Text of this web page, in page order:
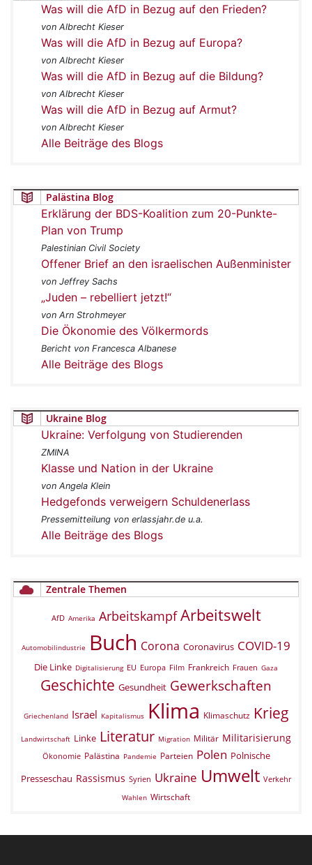
Was will die AfD in Bezug auf den Frieden?
von Albrecht Kieser
Was will die AfD in Bezug auf Europa?
von Albrecht Kieser
Was will die AfD in Bezug auf die Bildung?
von Albrecht Kieser
Was will die AfD in Bezug auf Armut?
von Albrecht Kieser
Alle Beiträge des Blogs
Palästina Blog
Erklärung der BDS-Koalition zum 20-Punkte-
Plan von Trump
Palestinian Civil Society
Offener Brief an den israelischen Außenminister
von Jeffrey Sachs
„Juden – rebelliert jetzt!“
von Arn Strohmeyer
Die Ökonomie des Völkermords
Bericht von Francesca Albanese
Alle Beiträge des Blogs
Ukraine Blog
Ukraine: Verfolgung von Studierenden
ZMINA
Klasse und Nation in der Ukraine
von Angela Klein
Hedgefonds verweigern Schuldenerlass
Pressemitteilung von erlassjahr.de u.a.
Alle Beiträge des Blogs
Zentrale Themen
AfD Amerika Arbeitskampf Arbeitswelt
Automobilindustrie Buch Corona Coronavirus COVID-19
Die Linke Digitalisierung EU Europa Film Frankreich Frauen Gaza
Geschichte Gesundheit Gewerkschaften
Griechenland Israel Kapitalismus Klima Klimaschutz Krieg
Landwirtschaft Linke Literatur Migration Militär Militarisierung
Ökonomie Palästina Pandemie Parteien Polen Polnische
Presseschau Rassismus Syrien Ukraine Umwelt Verkehr
Wahlen Wirtschaft